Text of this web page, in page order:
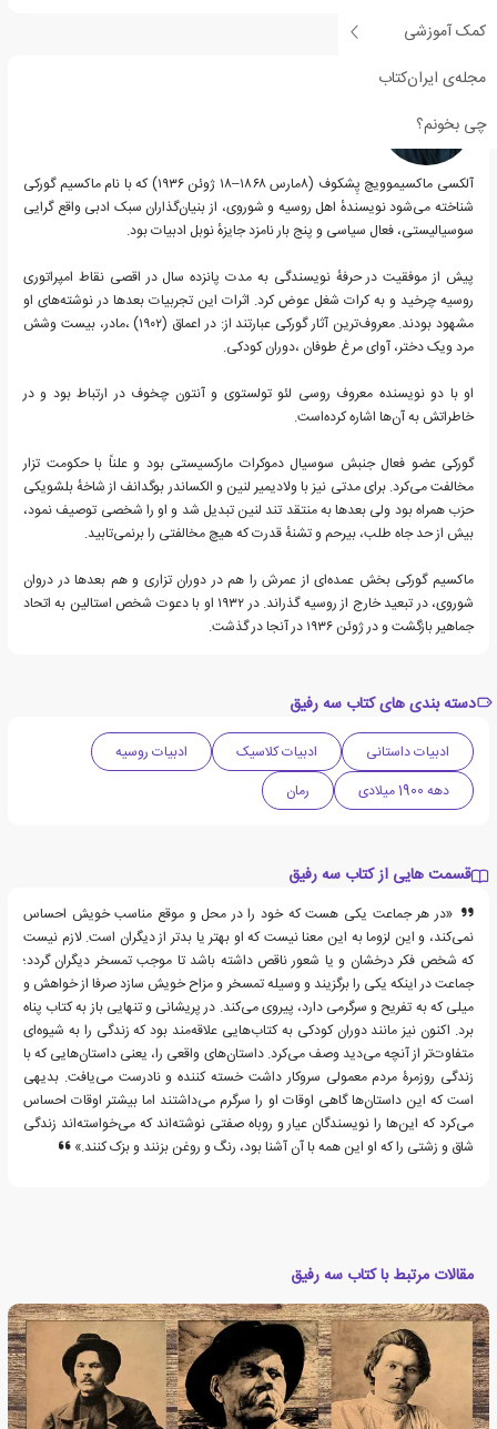
کمک آموزشی
مجله‌ی ایران‌کتاب
چی بخونم؟
درباره ماکسیم گورکی
آلکسی ماکسیموویچ پِشکوف (۸مارس ۱۸۶۸–۱۸ ژوئن ۱۹۳۶) که با نام ماکسیم گورکی
شناخته می‌شود نویسندهٔ اهل روسیه و شوروی، از بنیان‌گذاران سبک ادبی واقع گرایی
سوسیالیستی، فعال سیاسی و پنج بار نامزد جایزهٔ نوبل ادبیات بود.
پیش از موفقیت در حرفهٔ نویسندگی به مدت پانزده سال در اقصی نقاط امپراتوری
روسیه چرخید و به کرات شغل عوض کرد. اثرات این تجربیات بعدها در نوشته‌های او
مشهود بودند. معروف‌ترین آثار گورکی عبارتند از: در اعماق (۱۹۰۲) ،مادر، بیست وشش
مرد ویک دختر، آوای مرغ طوفان ،دوران کودکی.
او با دو نویسنده معروف روسی لئو تولستوی و آنتون چخوف در ارتباط بود و در
خاطراتش به آن‌ها اشاره کرده‌است.
گورکی عضو فعال جنبش سوسیال دموکرات مارکسیستی بود و علناً با حکومت تزار
مخالفت می‌کرد. برای مدتی نیز با ولادیمیر لنین و الکساندر بوگدانف از شاخهٔ بلشویکی
حزب همراه بود ولی بعدها به منتقد تند لنین تبدیل شد و او را شخصی توصیف نمود،
بیش از حد جاه طلب، بیرحم و تشنهٔ قدرت که هیچ مخالفتی را برنمی‌تابید.
ماکسیم گورکی بخش عمده‌ای از عمرش را هم در دوران تزاری و هم بعدها در دروان
شوروی، در تبعید خارج از روسیه گذراند. در ۱۹۳۲ او با دعوت شخص استالین به اتحاد
جماهیر بازگشت و در ژوئن ۱۹۳۶ در آنجا در گذشت.
دسته بندی های کتاب سه رفیق
ادبیات داستانی ادبیات کلاسیک
ادبیات روسیه
دهه 1900 میلادی
رمان
قسمت هایی از کتاب سه رفیق
«در هر جماعت یکی هست که خود را در محل و موقع مناسب خویش احساس
نمی‌کند، و این لزوما به این معنا نیست که او بهتر یا بد‌تر از دیگران است. لازم نیست
که شخص فکر درخشان و یا شعور ناقص داشته باشد تا موجب تمسخر دیگران گردد؛
جماعت در اینکه یکی را برگزیند و وسیله تمسخر و مزاح خویش سازد صرفا از خواهش و
میلی که به تفریح و سرگرمی دارد، پیروی می‌کند. در پریشانی و تنهایی باز به کتاب پناه
برد. اکنون نیز مانند دوران کودکی به کتاب‌هایی علاقه‌مند بود که زندگی را به شیوه‌ای
متفاوت‌تر از آنچه می‌دید وصف می‌کرد. داستان‌های واقعی را، یعنی داستان‌هایی که با
زندگی روزمرۀ مردم معمولی سروکار داشت خسته کننده و نادرست می‌یافت. بدیهی
است که این داستان‌ها گاهی اوقات او را سرگرم می‌داشتند اما بیشتر اوقات احساس
می‌کرد که این‌ها را نویسندگان عیار و روباه صفتی نوشته‌اند که می‌خواسته‌اند زندگی
شاق و زشتی را که او این همه با آن آشنا بود، رنگ و روغن بزنند و بزک کنند.»
مقالات مرتبط با کتاب سه رفیق